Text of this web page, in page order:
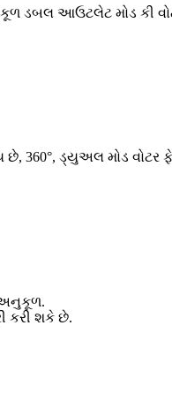
ડબલ આઉટલેટ મોડ કી
છે, 360°, ડ્યુઅલ મોડ વોટર
અનુકૂળ.
કરી શકે છે.